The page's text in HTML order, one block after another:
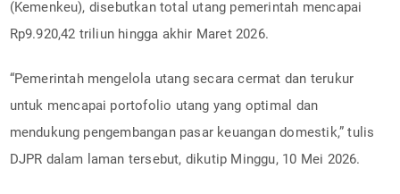
(Kemenkeu), disebutkan total utang pemerintah mencapai
Rp9.920,42 triliun hingga akhir Maret 2026.
“Pemerintah mengelola utang secara cermat dan terukur
untuk mencapai portofolio utang yang optimal dan
mendukung pengembangan pasar keuangan domestik,” tulis
DJPR dalam laman tersebut, dikutip Minggu, 10 Mei 2026.